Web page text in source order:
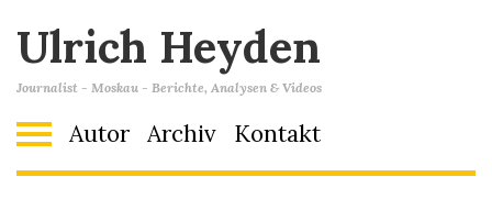
Ulrich Heyden
Journalist - Moskau - Berichte, Analysen & Videos
Autor Archiv Kontakt